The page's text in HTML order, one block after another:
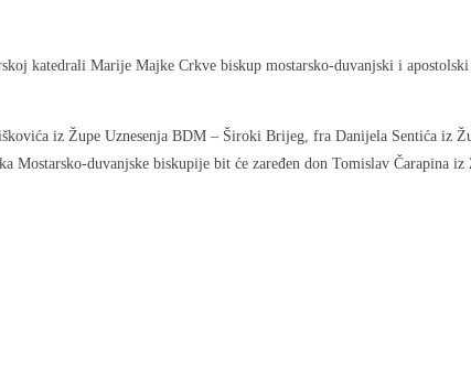
katedrali Marije Majke Crkve biskup mostarsko-duvanjski i
iz Župe Uznesenja BDM – Široki Brijeg, fra Danijela Sentića iz
duvanjske biskupije bit će zaređen don Tomislav Čarapina iz